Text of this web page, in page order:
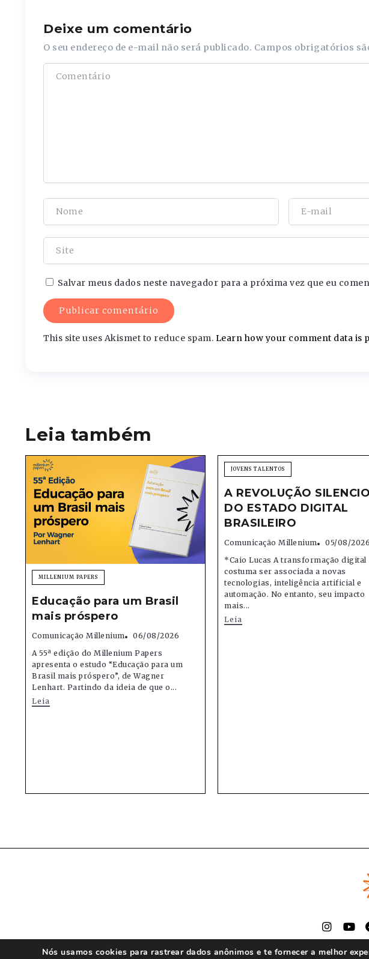
Deixe um comentário
O seu endereço de e-mail não será publicado. Campos obrigatórios
Salvar meus dados neste navegador para a próxima vez que eu
This site uses Akismet to reduce spam. Learn how your comment data is
Leia também
MILLENIUM PAPERS
Educação para um Brasil
mais próspero
Comunicação Millenium
06/08/2026
A 55ª edição do Millenium Papers
apresenta o estudo “Educação para um
Brasil mais próspero”, de Wagner
Lenhart. Partindo da ideia de que o...
Leia
JOVENS TALENTOS
A REVOLUÇÃO
DO ESTADO DIGITAL
BRASILEIRO
Comunicação Millenium
05/08/2026
*Caio Lucas A transformação digital
costuma ser associada a novas
tecnologias, inteligência artificial e
automação. No entanto, seu impacto
mais...
Leia
©
Nós usamos cookies para rastrear dados anônimos e te fornecer a melhor